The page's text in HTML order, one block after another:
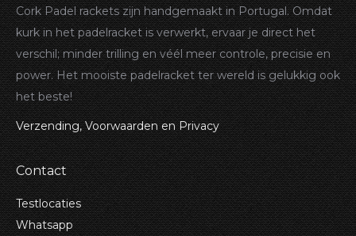
Cork Padel rackets zijn handgemaakt in Portugal. Omdat
kurk in het padelracket is verwerkt, ervaar je direct het
verschil; minder trilling en véél meer controle, precisie en
power. Het mooiste padelracket ter wereld is gelukkig ook
het beste!
Verzending, Voorwaarden en Privacy
Contact
Testlocaties
Whatsapp